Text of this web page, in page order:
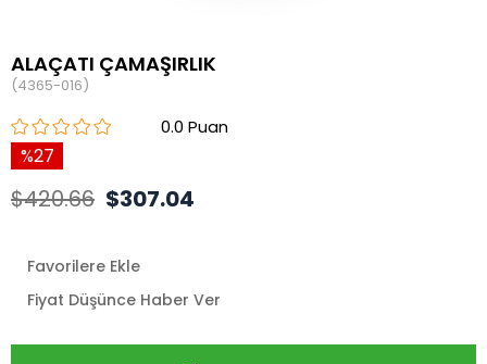
ALAÇATI ÇAMAŞIRLIK
(4365-016)
0.0
27
$420.66 $307.04
Favorilere Ekle
Fiyat Düşünce Haber Ver